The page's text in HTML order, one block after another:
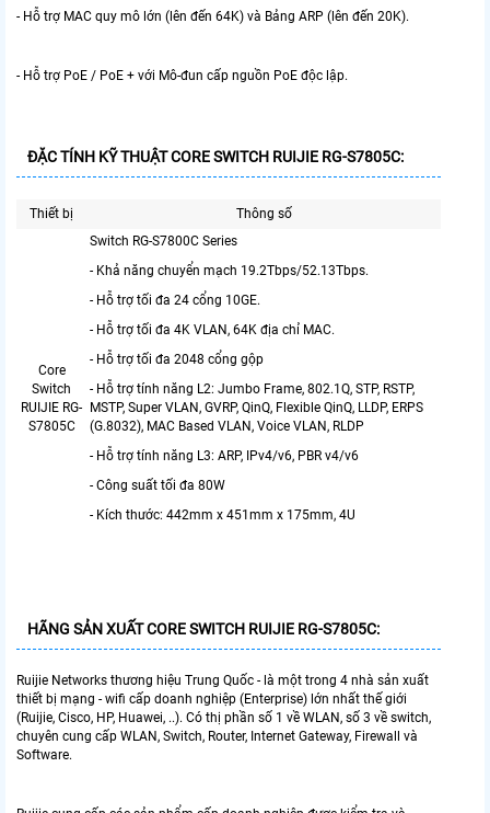
- Hỗ trợ MAC quy mô lớn (lên đến 64K) và Bảng ARP (lên đến 20K).
- Hỗ trợ PoE / PoE + với Mô-đun cấp nguồn PoE độc lập.
ĐẶC TÍNH KỸ THUẬT CORE SWITCH RUIJIE RG-S7805C:
Thiết bị Thông số
Core
Switch
RUIJIE RG-
S7805C
Switch RG-S7800C Series
- Khả năng chuyển mạch 19.2Tbps/52.13Tbps.
- Hỗ trợ tối đa 24 cổng 10GE.
- Hỗ trợ tối đa 4K VLAN, 64K địa chỉ MAC.
- Hỗ trợ tối đa 2048 cổng gộp
- Hỗ trợ tính năng L2: Jumbo Frame, 802.1Q, STP, RSTP,
MSTP, Super VLAN, GVRP, QinQ, Flexible QinQ, LLDP, ERPS
(G.8032), MAC Based VLAN, Voice VLAN, RLDP
- Hỗ trợ tính năng L3: ARP, IPv4/v6, PBR v4/v6
- Công suất tối đa 80W
- Kích thước: 442mm x 451mm x 175mm, 4U
HÃNG SẢN XUẤTCORE SWITCH RUIJIE RG-S7805C:
Ruijie Networks thương hiệu Trung Quốc - là một trong 4 nhà sản xuất
thiết bị mạng - wifi cấp doanh nghiệp (Enterprise) lớn nhất thế giới
(Ruijie, Cisco, HP, Huawei, ..). Có thị phần số 1 về WLAN, số 3 về switch,
chuyên cung cấp WLAN, Switch, Router, Internet Gateway, Firewall và
Software.